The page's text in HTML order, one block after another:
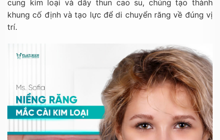
cung kim loại và dây thun cao su, chúng tạo thành
khung cố định và tạo lực để di chuyển răng về đúng vị
trí.